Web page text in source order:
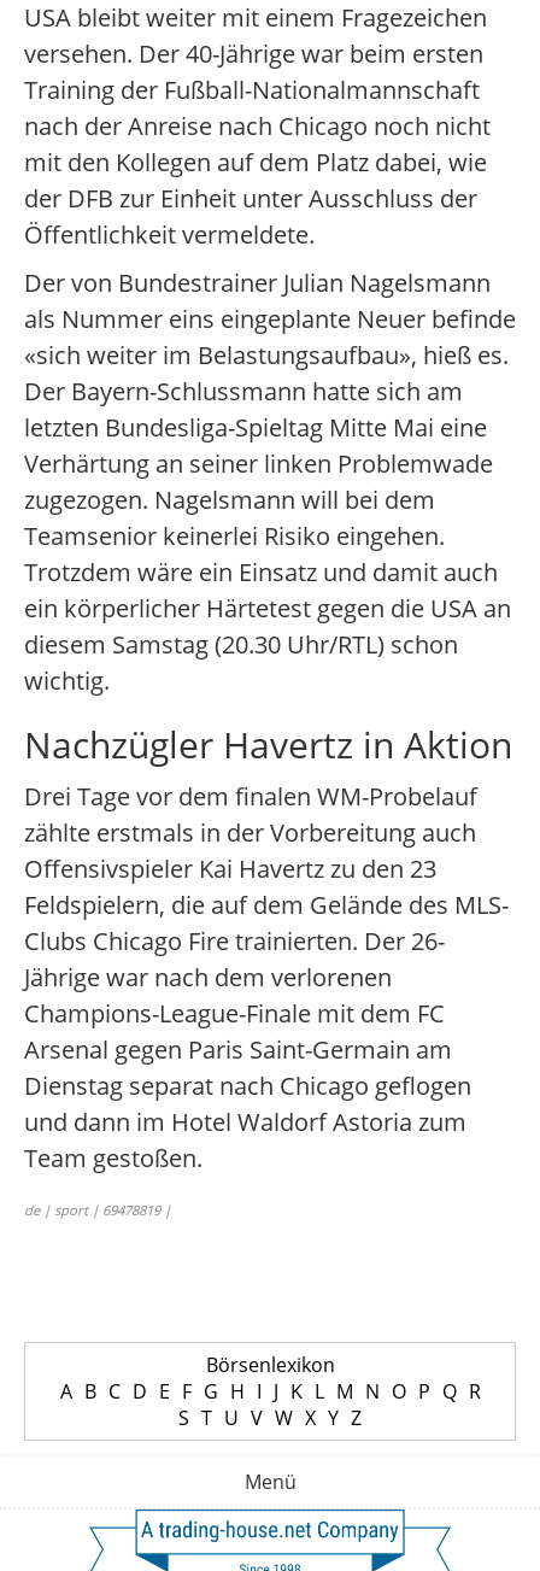
USA bleibt weiter mit einem Fragezeichen
versehen. Der 40-Jährige war beim ersten
Training der Fußball-Nationalmannschaft
nach der Anreise nach Chicago noch nicht
mit den Kollegen auf dem Platz dabei, wie
der DFB zur Einheit unter Ausschluss der
Öffentlichkeit vermeldete.
Der von Bundestrainer Julian Nagelsmann
als Nummer eins eingeplante Neuer befinde
«sich weiter im Belastungsaufbau», hieß es.
Der Bayern-Schlussmann hatte sich am
letzten Bundesliga-Spieltag Mitte Mai eine
Verhärtung an seiner linken Problemwade
zugezogen. Nagelsmann will bei dem
Teamsenior keinerlei Risiko eingehen.
Trotzdem wäre ein Einsatz und damit auch
ein körperlicher Härtetest gegen die USA an
diesem Samstag (20.30 Uhr/RTL) schon
wichtig.
Nachzügler Havertz in Aktion
Drei Tage vor dem finalen WM-Probelauf
zählte erstmals in der Vorbereitung auch
Offensivspieler Kai Havertz zu den 23
Feldspielern, die auf dem Gelände des MLS-
Clubs Chicago Fire trainierten. Der 26-
Jährige war nach dem verlorenen
Champions-League-Finale mit dem FC
Arsenal gegen Paris Saint-Germain am
Dienstag separat nach Chicago geflogen
und dann im Hotel Waldorf Astoria zum
Team gestoßen.
de | sport | 69478819 |
Börsenlexikon
A B C D E F G H I J K L M N O P Q R
S T U V W X Y Z
Menü